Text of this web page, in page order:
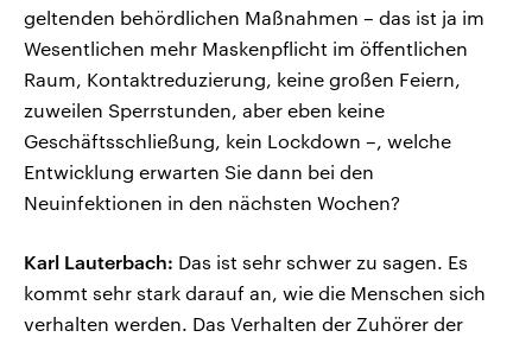
geltenden behördlichen Maßnahmen – das ist ja im
Wesentlichen mehr Maskenpflicht im öffentlichen
Raum, Kontaktreduzierung, keine großen Feiern,
zuweilen Sperrstunden, aber eben keine
Geschäftsschließung, kein Lockdown –, welche
Entwicklung erwarten Sie dann bei den
Neuinfektionen in den nächsten Wochen?
Karl Lauterbach: Das ist sehr schwer zu sagen. Es
kommt sehr stark darauf an, wie die Menschen sich
verhalten werden. Das Verhalten der Zuhörer der